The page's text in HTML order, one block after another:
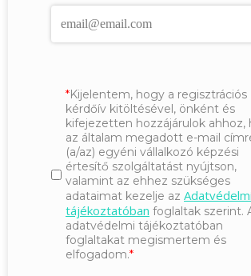
Kijelentem, hogy a regisztrációs
kérdőív kitöltésével, önként és
kifejezetten hozzájárulok ahhoz,
az általam megadott e-mail
(a/az) egyéni vállalkozó képzési
értesítő szolgáltatást nyújtson,
valamint az ehhez szükséges
adataimat kezelje az Adatvédelmi
tájékoztatóban foglaltak szerint.
adatvédelmi tájékoztatóban
foglaltakat megismertem és
elfogadom.